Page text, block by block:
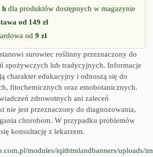
h dla produktów dostępnych w magazynie
od 149 zł
od 9 zł
surowiec roślinny przeznaczony do
spożywczych lub tradycyjnych. Informacje
charakter edukacyjny i odnoszą się do
fitochemicznych oraz etnobotanicznych.
zdrowotnych ani zaleceń
nie jest przeznaczony do diagnozowania,
chorobom. W przypadku problemów
konsultację z lekarzem.